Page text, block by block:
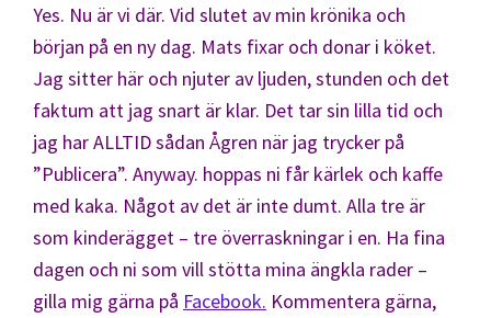
Yes. Nu är vi där. Vid slutet av min krönika och
början på en ny dag. Mats fixar och donar i köket.
Jag sitter här och njuter av ljuden, stunden och det
faktum att jag snart är klar. Det tar sin lilla tid och
jag har ALLTID sådan Ågren när jag trycker på
”Publicera”. Anyway. hoppas ni får kärlek och kaffe
med kaka. Något av det är inte dumt. Alla tre är
som kinderägget – tre överraskningar i en. Ha fina
dagen och ni som vill stötta mina ängkla rader –
gilla mig gärna på Facebook. Kommentera gärna,